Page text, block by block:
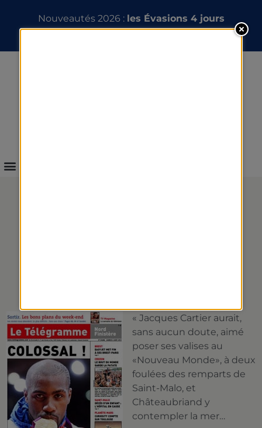
Nouveautés 2026 : les Évasions 4 jours
« Jacques Cartier aurait,
sans aucun doute, aimé
poser ses valises au
«Nouveau Monde», à deux
foulées des remparts de
Saint-Malo, et
Châteaubriand y
contempler la mer…